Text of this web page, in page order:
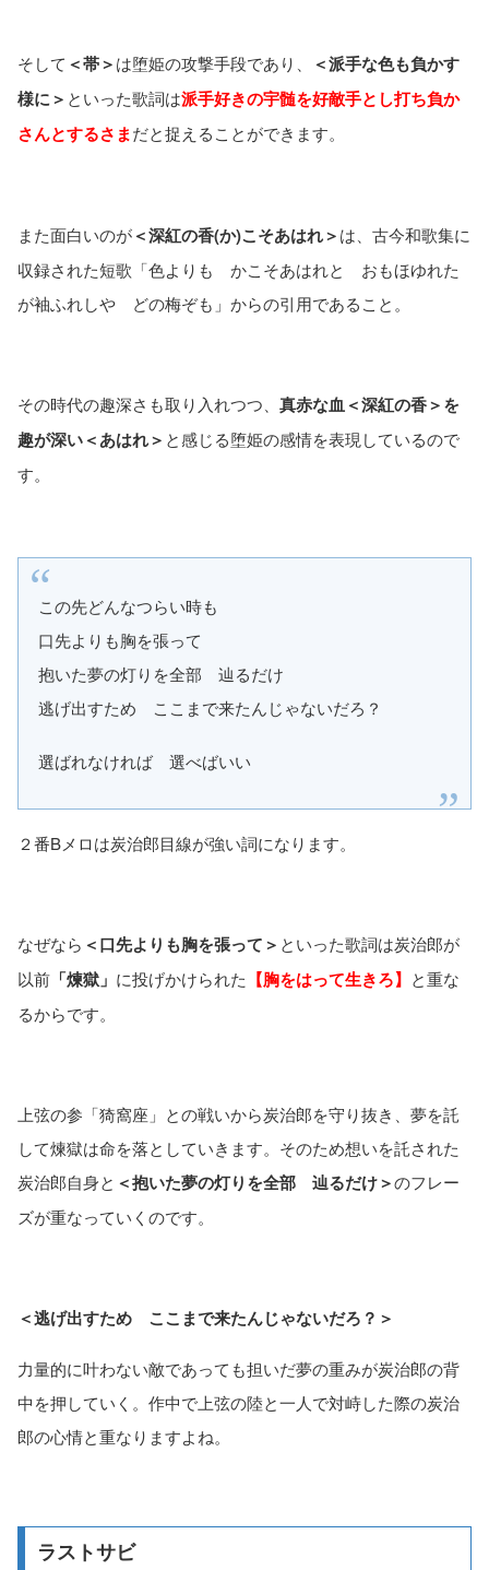
そして ＜帯＞は堕姫の攻撃手段であり、
＜派手な色も負かす
様に＞ といった歌詞は派手好きの宇髄を好敵手とし打ち負か
さんとするさまだと捉えることができます。
また面白いのが＜深紅の香(か)こそあはれ＞は、古今和歌集に
収録された短歌「色よりも かこそあはれと おもほゆれた
が袖ふれしや どの梅ぞも」からの引用であること。
その時代の趣深さも取り入れつつ、 真赤な血＜深紅の香＞を
趣が深い＜あはれ＞ と感じる堕姫の感情を表現しているので
す。
この先どんなつらい時も
口先よりも胸を張って
抱いた夢の灯りを全部 辿るだけ
逃げ出すため ここまで来たんじゃないだろ？
選ばれなければ 選べばいい
２番Bメロは炭治郎目線が強い詞になります。
なぜなら ＜口先よりも胸を張って＞ といった歌詞は炭治郎が
以前 「煉獄」 に投げかけられた 【胸をはって生きろ】 と重な
るからです。
上弦の参「猗窩座」との戦いから炭治郎を守り抜き、夢を託
して煉獄は命を落としていきます。そのため想いを託された
炭治郎自身と ＜抱いた夢の灯りを全部 辿るだけ＞のフレー
ズが重なっていくのです。
＜逃げ出すため ここまで来たんじゃないだろ？＞
力量的に叶わない敵であっても担いだ夢の重みが炭治郎の背
中を押していく。作中で上弦の陸と一人で対峙した際の炭治
郎の心情と重なりますよね。
ラストサビ